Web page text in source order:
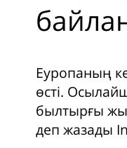
Еуропаның
өсті.
былтырғы
деп жазады